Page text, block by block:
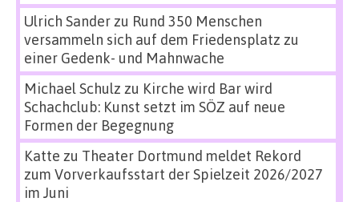
Ulrich Sanderzu Rund 350 Menschen
versammeln sich auf dem Friedensplatz zu
einer Gedenk- und Mahnwache
Michael Schulz zu Kirche wird Bar wird
Schachclub: Kunst setzt im SÖZ auf neue
Formen der Begegnung
Katte zu Theater Dortmund meldet Rekord
zum Vorverkaufsstart der Spielzeit 2026/2027
im Juni